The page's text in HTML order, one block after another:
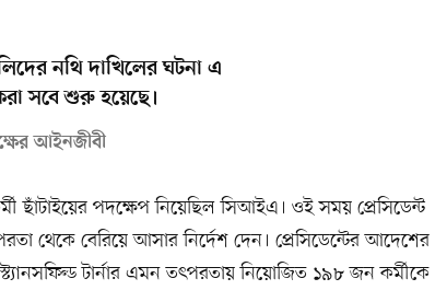
নথি দাখিলের ঘটনা এ
সবে শুরু হয়েছে।
আইনজীবী
ছাঁটাইয়ের পদক্ষেপ নিয়েছিল সিআইএ। ওই সময় প্রেসিডেন্ট
থেকে বেরিয়ে আসার নির্দেশ দেন। প্রেসিডেন্টের আদেশের
টার্নার এমন তৎপরতায় নিয়োজিত ১৯৮ জন কর্মীকে